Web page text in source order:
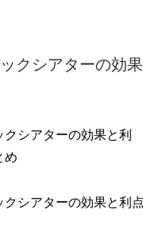
クシアターの効果